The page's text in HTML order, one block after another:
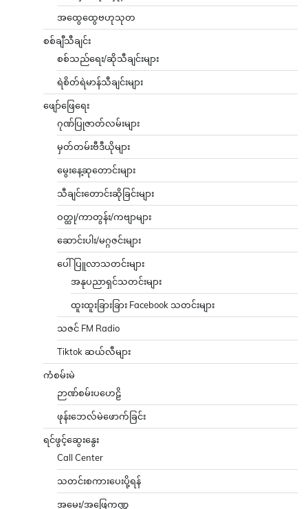
အထွေထွေဗဟုသုတ
စစ်ချီသီချင်း
စစ်သည်ရေး/ဆိုသီချင်းများ
ရဲစိတ်ရဲမာန်သီချင်းများ
ဖျော်ဖြေရေး
ဂုဏ်ပြုဇာတ်လမ်းများ
မှတ်တမ်းဗီဒီယိုများ
မွေးနေ့ဆုတောင်းများ
သီချင်းတောင်းဆိုခြင်းများ
ဝတ္ထု/ကာတွန်း/ကဗျာများ
ဆောင်းပါး/မဂ္ဂဇင်းများ
ပေါ်ပြူလာသတင်းများ
အနုပညာရှင်သတင်းများ
ထူးထူးခြားခြား Facebook သတင်းများ
သဇင် FM Radio
Tiktok ဆယ်လီများ
ကံစမ်းမဲ
ဉာဏ်စမ်းပဟေဠိ
ဖုန်းဘေလ်မဲဖောက်ခြင်း
ရင်ဖွင့်ဆွေးနွေး
Call Center
သတင်းစကားပေးပို့ရန်
အမေး/အဖြေကဏ္ဍ